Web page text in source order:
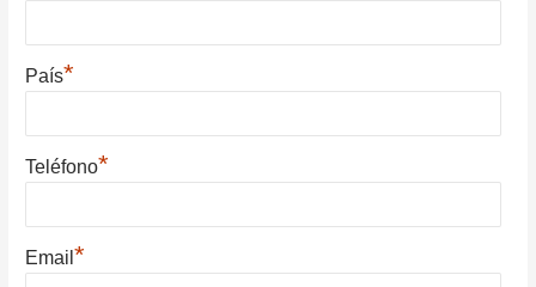
País*
Teléfono*
Email*